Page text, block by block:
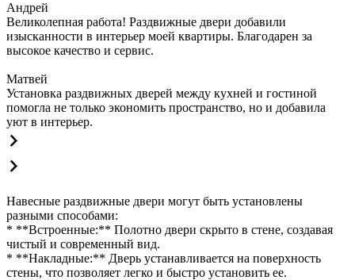
Андрей
Великолепная работа! Раздвижные двери добавили
изысканности в интерьер моей квартиры. Благодарен за
высокое качество и сервис.
Матвей
Установка раздвижных дверей между кухней и гостиной
помогла не только экономить пространство, но и добавила
уют в интерьер.
Навесные раздвижные двери могут быть установлены
разными способами:
* **Встроенные:** Полотно двери скрыто в стене, создавая
чистый и современный вид.
* **Накладные:** Дверь устанавливается на поверхность
стены, что позволяет легко и быстро установить ее.